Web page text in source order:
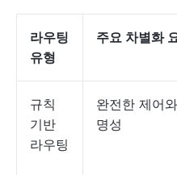
라우팅
유형
주요 차별화
규칙
기반
라우팅
완전한 제어
명성